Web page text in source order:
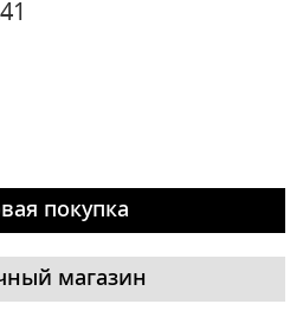
покупка
магазин